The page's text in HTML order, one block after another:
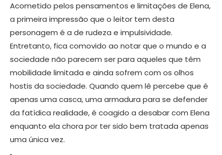
Acometido pelos pensamentos e limitações de Elena,
a primeira impressão que o leitor tem desta
personagem é a de rudeza e impulsividade.
Entretanto, fica comovido ao notar que o mundo e a
sociedade não parecem ser para aqueles que têm
mobilidade limitada e ainda sofrem com os olhos
hostis da sociedade. Quando quem lê percebe que é
apenas uma casca, uma armadura para se defender
da fatídica realidade, é coagido a desabar com Elena
enquanto ela chora por ter sido bem tratada apenas
uma única vez.